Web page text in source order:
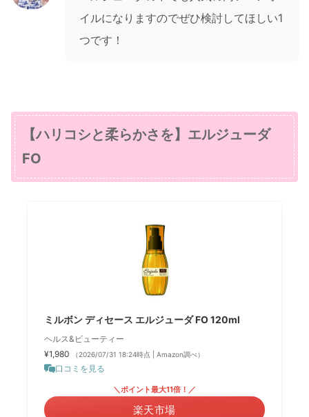
イルになりますのでぜひ検討してほしい1
つです！
【ハリコシと柔らかさを】エルジューダ
FO
ミルボン ディセース エルジューダ FO 120ml
ヘルス&ビューティー
¥1,980
（2026/07/31 18:24時点 | Amazon調べ）
口コミを見る
＼ポイント最大11倍！／
楽天市場